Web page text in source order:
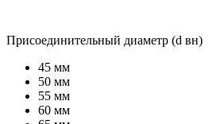
Присоединительный диаметр (d вн)
45 мм
50 мм
55 мм
60 мм